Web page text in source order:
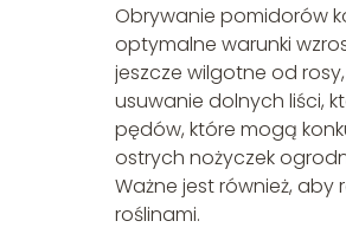
Obrywanie pomidorów
optymalne warunki
jeszcze wilgotne od
usuwanie dolnych liści,
pędów, które mogą
ostrych nożyczek
Ważne jest również,
roślinami.